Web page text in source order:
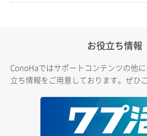
お役立ち情報
ConoHaではサポートコンテンツの他
立ち情報をご用意しております。ぜひ